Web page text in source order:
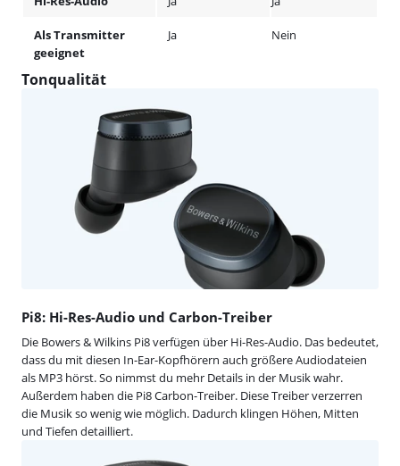
Als Transmitter
geeignet
Ja Nein
Tonqualität
Pi8: Hi-Res-Audio und Carbon-Treiber
Die Bowers & Wilkins Pi8 verfügen über Hi-Res-Audio. Das bedeutet,
dass du mit diesen In-Ear-Kopfhörern auch größere Audiodateien
als MP3 hörst. So nimmst du mehr Details in der Musik wahr.
Außerdem haben die Pi8 Carbon-Treiber. Diese Treiber verzerren
die Musik so wenig wie möglich. Dadurch klingen Höhen, Mitten
und Tiefen detailliert.